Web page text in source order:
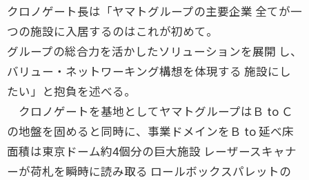
クロノゲート長は「ヤマトグループの主要企業 全てが一
つの施設に入居するのはこれが初めて。
グループの総合力を活かしたソリューションを展開 し、
バリュー・ネットワーキング構想を体現する 施設にし
たい」と抱負を述べる。
クロノゲートを基地としてヤマトグループはＢ to Ｃ
の地盤を固めると同時に、事業ドメインをＢ to 延べ床
面積は東京ドーム約4個分の巨大施設 レーザースキャナ
ーが荷札を瞬時に読み取る ロールボックスパレットの